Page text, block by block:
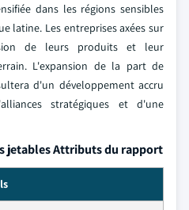
dans les régions sensibles
latine. Les entreprises axées sur
de leurs produits et leur
L'expansion de la part de
d'un développement accru
stratégiques et d'une
jetables Attributs du rapport